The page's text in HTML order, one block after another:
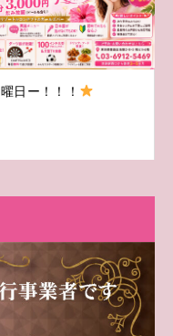
曜日ー！！！